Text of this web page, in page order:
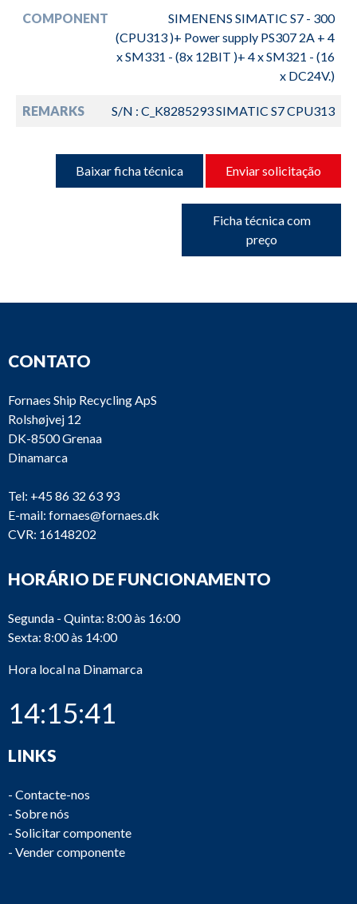
COMPONENT
SIMENENS SIMATIC S7 - 300
(CPU313 )+ Power supply PS307 2A + 4
x SM331 - (8x 12BIT )+ 4 x SM321 - (16
x DC24V.)
REMARKS S/N : C_K8285293 SIMATIC S7 CPU313
Baixar ficha técnica Enviar solicitação
Ficha técnica com
preço
CONTATO
Fornaes Ship Recycling ApS
Rolshøjvej 12
DK-8500 Grenaa
Dinamarca
Tel: +45 86 32 63 93
E-mail: fornaes@fornaes.dk
CVR: 16148202
HORÁRIO DE FUNCIONAMENTO
Segunda - Quinta: 8:00 às 16:00
Sexta: 8:00 às 14:00
Hora local na Dinamarca
14:15:41
LINKS
- Contacte-nos
- Sobre nós
- Solicitar componente
- Vender componente